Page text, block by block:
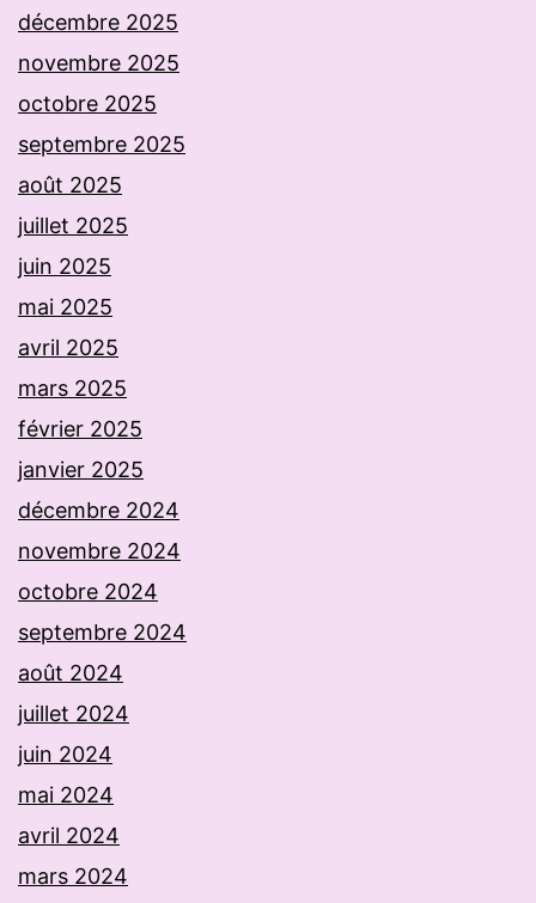
décembre 2025
novembre 2025
octobre 2025
septembre 2025
août 2025
juillet 2025
juin 2025
mai 2025
avril 2025
mars 2025
février 2025
janvier 2025
décembre 2024
novembre 2024
octobre 2024
septembre 2024
août 2024
juillet 2024
juin 2024
mai 2024
avril 2024
mars 2024